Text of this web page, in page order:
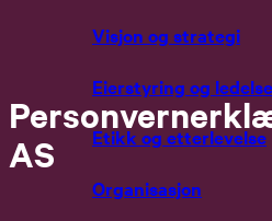
Visjon og strategi
Eierstyring og ledelse
Etikk og etterlevelse
Organisasjon
AS